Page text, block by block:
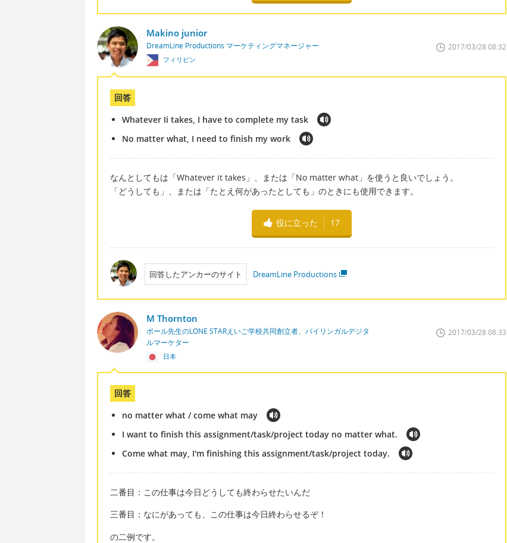
Makino junior
DreamLine Productions マーケティングマネージャー
フィリピン
2017/03/28 08:32
回答
Whatever Ii takes, I have to complete my task
No matter what, I need to finish my work
なんとしてもは「Whatever it takes」、または「No matter what」を使うと良いでしょう。
「どうしても」、または「たとえ何があったとしても」のときにも使用できます。
役に立った 17
回答したアンカーのサイト DreamLine Productions
M Thornton
ポール先生のLONE STARえいご学校共同創立者、バイリンガルデジタ
ルマーケター
日本
2017/03/28 08:33
回答
no matter what / come what may
I want to finish this assignment/task/project today no matter what.
Come what may, I'm finishing this assignment/task/project today.
二番目：この仕事は今日どうしても終わらせたいんだ
三番目：なにがあっても、この仕事は今日終わらせるぞ！
の二例です。